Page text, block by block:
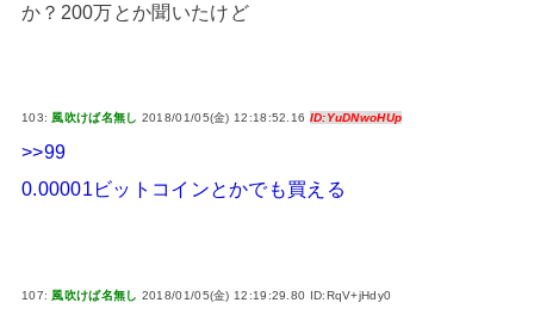
か？200万とか聞いたけど
103:風吹けば名無し 2018/01/05(金) 12:18:52.16 ID:YuDNwoHUp
>>99
0.00001ビットコインとかでも買える
107: 風吹けば名無し 2018/01/05(金) 12:19:29.80 ID:RqV+jHdy0